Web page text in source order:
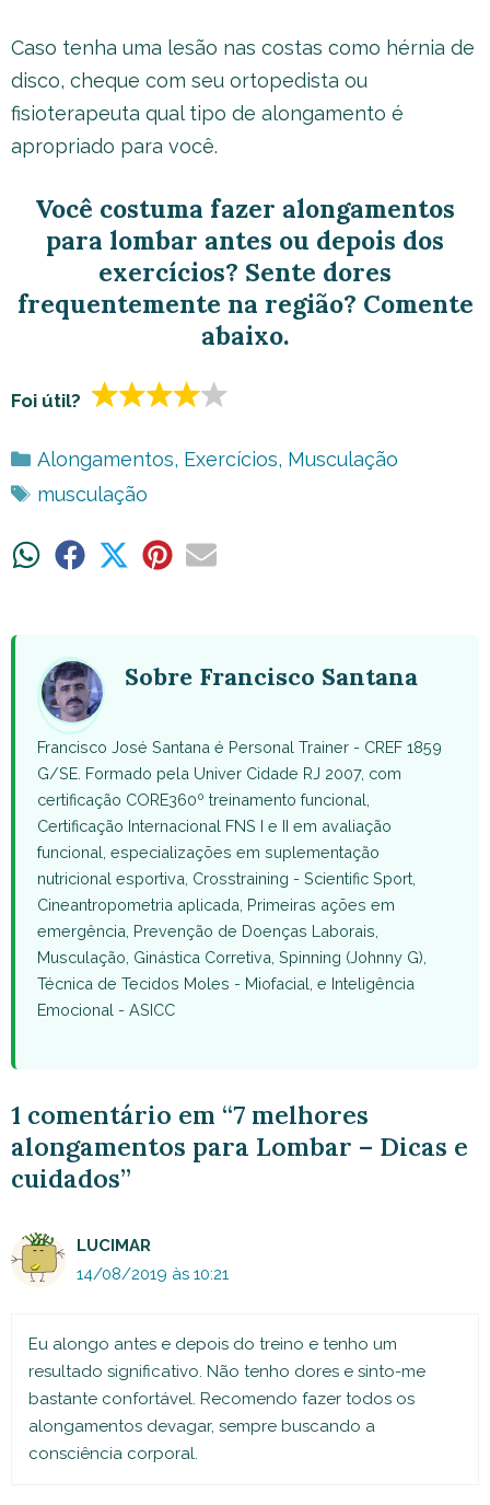
Caso tenha uma lesão nas costas como hérnia de
disco, cheque com seu ortopedista ou
fisioterapeuta qual tipo de alongamento é
apropriado para você.
Você costuma fazer alongamentos
para lombar antes ou depois dos
exercícios? Sente dores
frequentemente na região? Comente
abaixo.
Foi útil?
Categorias
Alongamentos, Exercícios, Musculação
Tags
musculação
ShareShare ShareShareShare
Sobre Francisco Santana
Francisco José Santana é Personal Trainer - CREF 1859
G/SE. Formado pela Univer Cidade RJ 2007, com
certificação CORE360º treinamento funcional,
Certificação Internacional FNS I e II em avaliação
funcional, especializações em suplementação
nutricional esportiva, Crosstraining - Scientific Sport,
Cineantropometria aplicada, Primeiras ações em
emergência, Prevenção de Doenças Laborais,
Musculação, Ginástica Corretiva, Spinning (Johnny G),
Técnica de Tecidos Moles - Miofacial, e Inteligência
Emocional - ASICC
1 comentário em “7 melhores
alongamentos para Lombar – Dicas e
cuidados”
LUCIMAR
14/08/2019 às 10:21
Eu alongo antes e depois do treino e tenho um
resultado significativo. Não tenho dores e sinto-me
bastante confortável. Recomendo fazer todos os
alongamentos devagar, sempre buscando a
consciência corporal.